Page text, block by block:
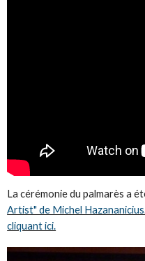
La cérémonie du palmarès a
Artist" de Michel
cliquant ici.